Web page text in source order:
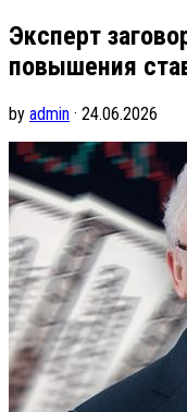
Эксперт
повышения
by admin · 24.06.2026